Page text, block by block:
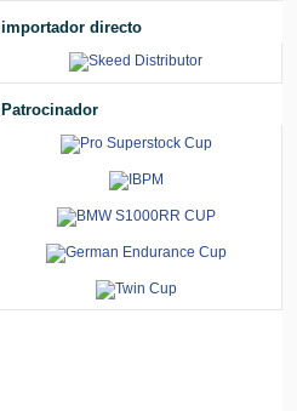
importador directo
Patrocinador